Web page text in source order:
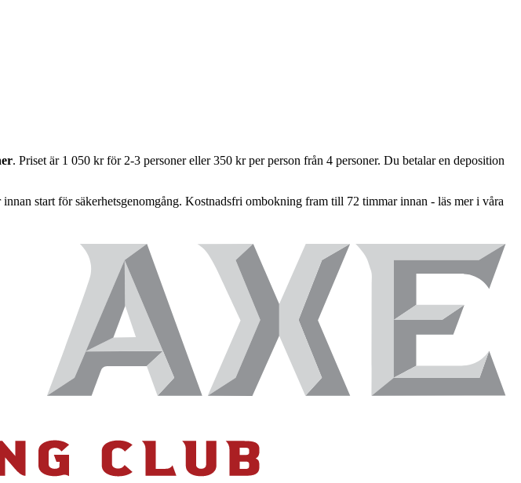
. Priset är 1 050 kr för 2-3 personer eller 350 kr per person från 4 personer. Du betalar en deposition
start för säkerhetsgenomgång. Kostnadsfri ombokning fram till 72 timmar innan - läs mer i våra